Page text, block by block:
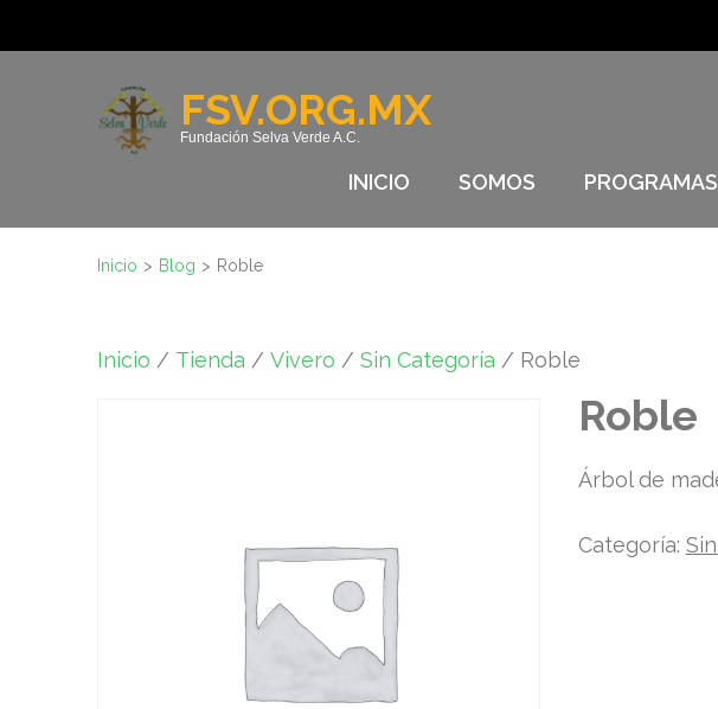
al
FSV.ORG.MX
Fundación Selva Verde A.C.
INICIO SOMOS PROGRAMAS
Inicio > Blog > Roble
Inicio / Tienda / Vivero / Sin Categoría / Roble
Roble
Árbol de
Categoría: